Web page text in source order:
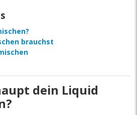
brauchst
dein Liquid